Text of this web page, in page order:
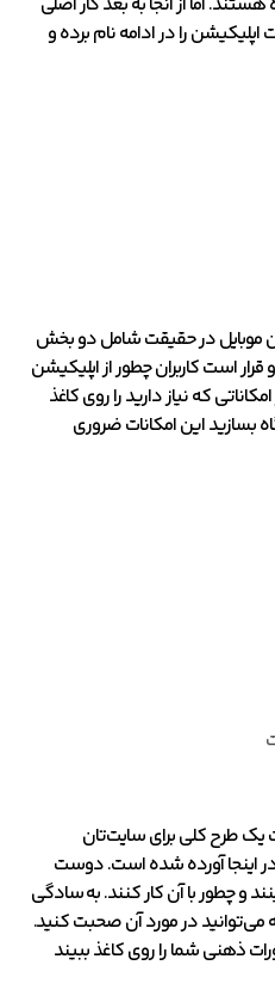
را در ادامه نام برده و
موبایل در حقیقت شامل دو بخش
قرار است کاربران چطور از اپلیکیشن
که نیاز دارید را روی کاغذ
بسازید این امکانات ضروری
یک طرح کلی برای سایت‌تان
اینجا آورده شده است. دوست
و چطور با آن کار کنند. به سادگی
می‌توانید در مورد آن صحبت کنید.
ذهنی شما را روی کاغذ ببیند